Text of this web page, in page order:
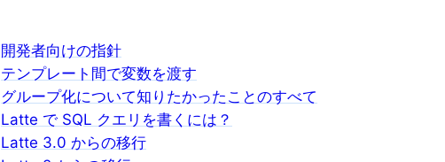
開発者向けの指針
テンプレート間で変数を渡す
グループ化について知りたかったことのすべて
Latte で SQL クエリを書くには？
Latte 3.0 からの移行